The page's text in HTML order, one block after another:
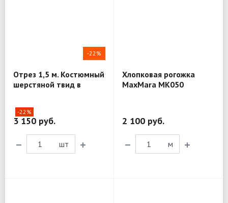
-22%
Отрез 1,5 м. Костюмный
шерстяной твид в
-22%
3 150 руб.
шт
Хлопковая рогожка
MaxMara MK050
2 100 руб.
м